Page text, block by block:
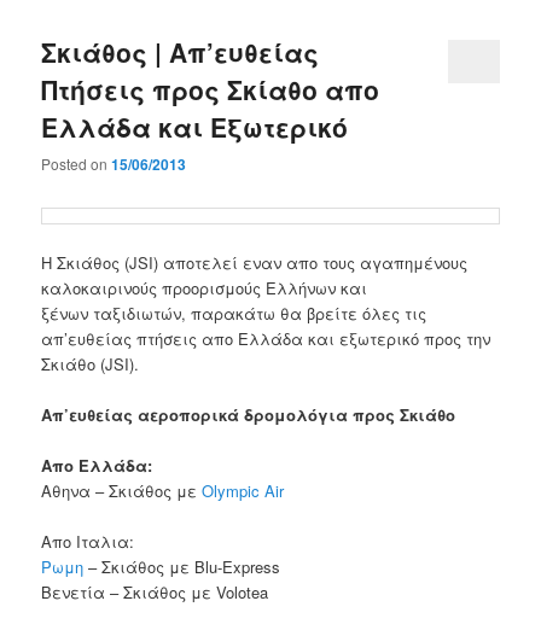
Σκιάθος | Απ’ευθείας
Πτήσεις προς Σκίαθο απο
Ελλάδα και Εξωτερικό
Posted on15/06/2013
Η Σκιάθος (JSI) αποτελεί εναν απο τους αγαπημένους
καλοκαιρινούς προορισμούς Ελλήνων και
ξένων ταξιδιωτών, παρακάτω θα βρείτε όλες τις
απ’ευθείας πτήσεις απο Ελλάδα και εξωτερικό προς την
Σκιάθο (JSI).
Απ’ευθείας αεροπορικά δρομολόγια προς Σκιάθο
Απο Ελλάδα:
Αθηνα – Σκιάθος μεOlympic Air
Απο Ιταλια:
Ρωμη– Σκιάθος με Blu-Express
Βενετία – Σκιάθος με Volotea